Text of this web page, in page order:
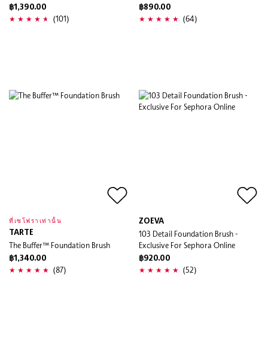
฿1,390.00
(101)
฿890.00
(64)
ที่เซโฟราเท่านั้น
TARTE
The Buffer™ Foundation Brush
฿1,340.00
(87)
ZOEVA
103 Detail Foundation Brush -
Exclusive For Sephora Online
฿920.00
(52)